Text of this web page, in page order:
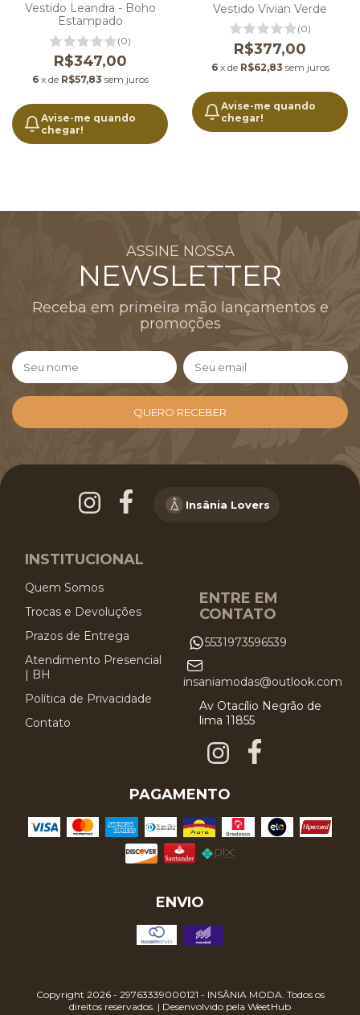
Vestido Leandra - Boho
Estampado
(0)
R$347,00
6 x de R$57,83 sem juros
Avise-me quando
chegar!
Vestido Vivian Verde
(0)
R$377,00
6 x de R$62,83 sem juros
Avise-me quando
chegar!
ASSINE NOSSA
NEWSLETTER
Receba em primeira mão lançamentos e
promoções
Insânia Lovers
INSTITUCIONAL
Quem Somos
Trocas e Devoluções
Prazos de Entrega
Atendimento Presencial
| BH
Política de Privacidade
Contato
ENTRE EM
CONTATO
5531973596539
insaniamodas@outlook.com
Av Otacílio Negrão de
lima 11855
PAGAMENTO
ENVIO
Copyright 2026 - 29763339000121 - INSÂNIA MODA. Todos os
direitos reservados. | Desenvolvido pela WeetHub